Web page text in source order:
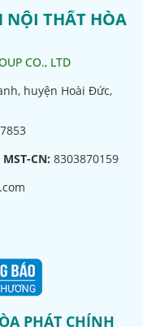
NỘI THẤT HÒA
CO., LTD
huyện Hoài Đức,
MST-CN: 8303870159
PHÁT CHÍNH